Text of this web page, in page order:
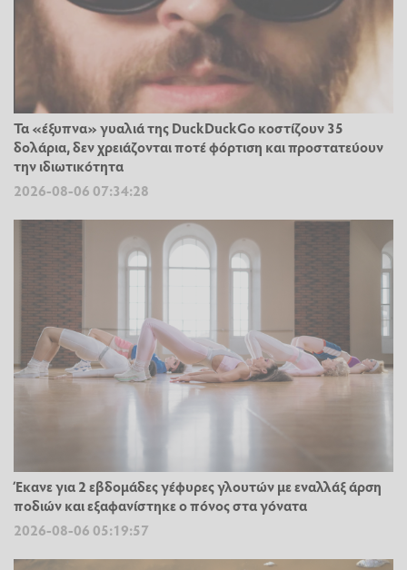
Τα «έξυπνα» γυαλιά της DuckDuckGo κοστίζουν 35
δολάρια, δεν χρειάζονται ποτέ φόρτιση και προστατεύουν
την ιδιωτικότητα
2026-08-06 07:34:28
Έκανε για 2 εβδομάδες γέφυρες γλουτών με εναλλάξ άρση
ποδιών και εξαφανίστηκε ο πόνος στα γόνατα
2026-08-06 05:19:57